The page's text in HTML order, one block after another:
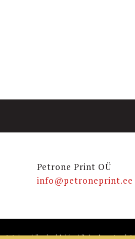
Petrone Print OÜ
info@petroneprint.ee
küpsiseid. Veebilehe